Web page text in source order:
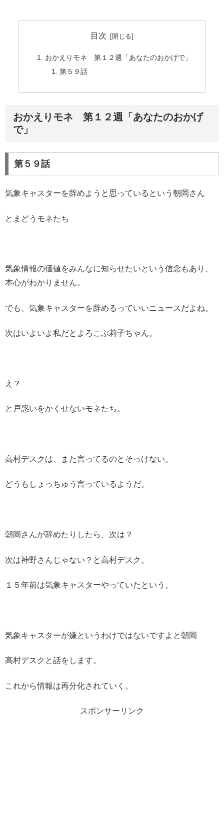
目次
おかえりモネ 第１２週「あなたのおかげで」
第５９話
おかえりモネ 第１２週「あなたのおかげ
で」
第５９話
気象キャスターを辞めようと思っているという朝岡さん
とまどうモネたち
気象情報の価値をみんなに知らせたいという信念もあり、
本心がわかりません。
でも、気象キャスターを辞めるっていいニュースだよね。
次はいよいよ私だとよろこぶ莉子ちゃん。
え？
と戸惑いをかくせないモネたち。
高村デスクは、また言ってるのとそっけない。
どうもしょっちゅう言っているようだ。
朝岡さんが辞めたりしたら、次は？
次は神野さんじゃない？と高村デスク。
１５年前は気象キャスターやっていたという。
気象キャスターが嫌というわけではないですよと朝岡
高村デスクと話をします。
これから情報は再分化されていく。
スポンサーリンク